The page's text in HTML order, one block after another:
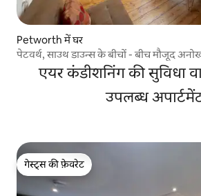
Petworth में घर
पेटवर्थ, साउथ डाउन्स के बीचों - बीच मौजूद
एयर कंडीशनिंग की सुविधा
उपलब्ध
गेस्ट्स की फ़ेवरेट
गेस्ट्स की फ़ेवरेट